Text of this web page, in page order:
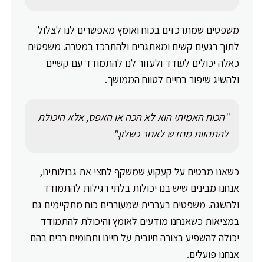
משפטים שמתרכזים בכוח ואומץ מאפשרים לנו לצלול
לתוך רגעים קשים ומאתגרים ולהתרכז במטרה. משפטים
כאלה יכולים לעודד ולעזור לנו להתמודד עם קשיים
ולהשיג שיפור בחיים לטווח הממושך.
"הכוח האמיתי הוא לא הכה או האפס, אלא היכולת
להתהוות מחדש לאחר כשלון."
כשאנו מבטים על קעקוע שמשקף לחצי את גבולותינו,
אנחנו מבינים שיש בנו יכולות בלתי רגילות להתמודד
ולהשגה. משפטים בעברית שמעוררים כוח מתקיימים גם
במציאות כשאנחנו מודעים לאומץ והיכולת להתמודד
יכולה להשפיע בצורה חיובית על חיינו ותחומים רבים בהם
אנחנו פועלים.